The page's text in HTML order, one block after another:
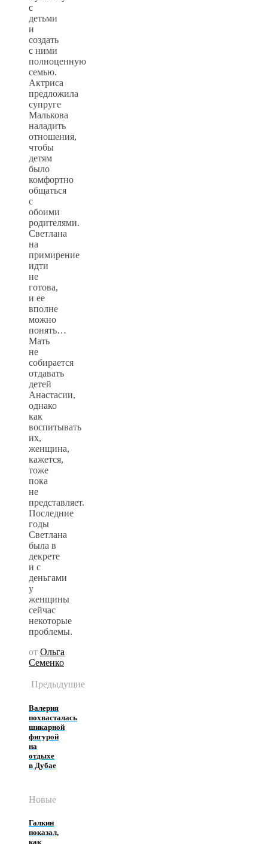
с
детьми
и
создать
с ними
полноценную
семью.
Актриса
предложила
супруге
Малькова
наладить
отношения,
чтобы
детям
было
комфортно
общаться
с
обоими
родителями.
Светлана
на
примирение
идти
не
готова,
и ее
вполне
можно
понять…
Мать
не
собирается
отдавать
детей
Анастасии,
однако
как
воспитывать
их,
женщина,
кажется,
тоже
пока
не
представляет.
Последние
годы
Светлана
была в
декрете
и с
деньгами
у
женщины
сейчас
некоторые
проблемы.
от Ольга
Семенко
Предыдущие
Валерия
похвасталась
шикарной
фигурой
на
отдыхе
в Дубае
Новые
Галкин
показал,
как